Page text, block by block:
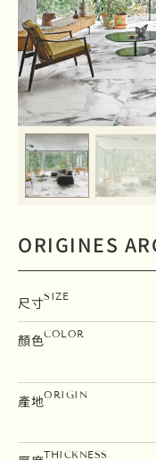
ORIGINES
尺寸SIZE
顏色COLOR
產地ORIGIN
THICKNESS